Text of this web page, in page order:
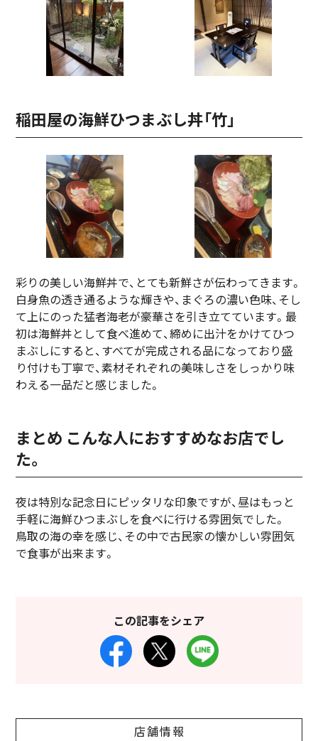
稲田屋の海鮮ひつまぶし丼「竹」
彩りの美しい海鮮丼で、とても新鮮さが伝わってきます。
白身魚の透き通るような輝きや、まぐろの濃い色味、そし
て上にのった猛者海老が豪華さを引き立てています。最
初は海鮮丼として食べ進めて、締めに出汁をかけてひつ
まぶしにすると、すべてが完成される品になっており盛
り付けも丁寧で、素材それぞれの美味しさをしっかり味
わえる一品だと感じました。
まとめ こんな人におすすめなお店でし
た。
夜は特別な記念日にピッタリな印象ですが、昼はもっと
手軽に海鮮ひつまぶしを食べに行ける雰囲気でした。
鳥取の海の幸を感じ、その中で古民家の懐かしい雰囲気
で食事が出来ます。
この記事をシェア
店舗情報